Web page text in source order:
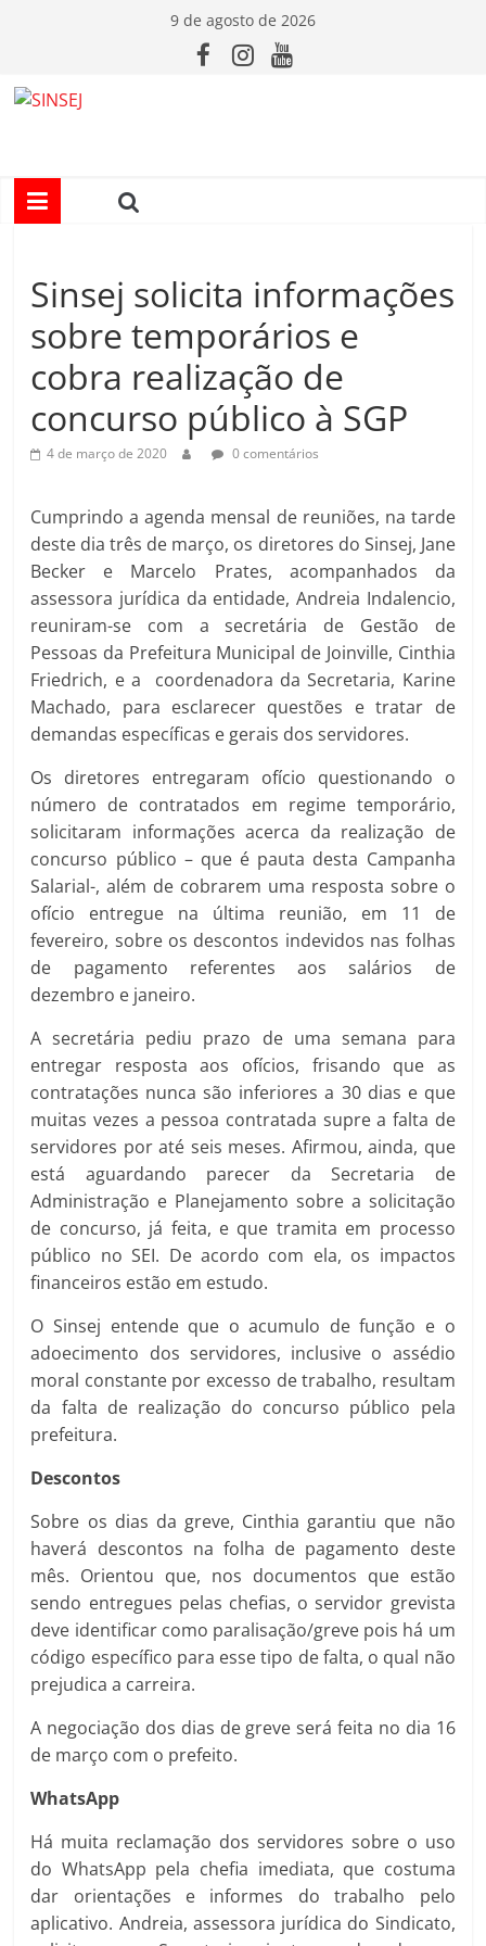
conteúdo
9 de agosto de 2026
I
S
E
Sinsej solicita informações
sobre temporários e
cobra realização de
concurso público à SGP
4 de março de 2020 0 comentários
Cumprindo a agenda mensal de reuniões, na tarde
deste dia três de março, os diretores do Sinsej, Jane
Becker e Marcelo Prates, acompanhados da
assessora jurídica da entidade, Andreia Indalencio,
reuniram-se com a secretária de Gestão de
Pessoas da Prefeitura Municipal de Joinville, Cinthia
Friedrich, e a coordenadora da Secretaria, Karine
Machado, para esclarecer questões e tratar de
demandas específicas e gerais dos servidores.
Os diretores entregaram ofício questionando o
número de contratados em regime temporário,
solicitaram informações acerca da realização de
concurso público – que é pauta desta Campanha
Salarial-, além de cobrarem uma resposta sobre o
ofício entregue na última reunião, em 11 de
fevereiro, sobre os descontos indevidos nas folhas
de pagamento referentes aos salários de
dezembro e janeiro.
A secretária pediu prazo de uma semana para
entregar resposta aos ofícios, frisando que as
contratações nunca são inferiores a 30 dias e que
muitas vezes a pessoa contratada supre a falta de
servidores por até seis meses. Afirmou, ainda, que
está aguardando parecer da Secretaria de
Administração e Planejamento sobre a solicitação
de concurso, já feita, e que tramita em processo
público no SEI. De acordo com ela, os impactos
financeiros estão em estudo.
O Sinsej entende que o acumulo de função e o
adoecimento dos servidores, inclusive o assédio
moral constante por excesso de trabalho, resultam
da falta de realização do concurso público pela
prefeitura.
Descontos
Sobre os dias da greve, Cinthia garantiu que não
haverá descontos na folha de pagamento deste
mês. Orientou que, nos documentos que estão
sendo entregues pelas chefias, o servidor grevista
deve identificar como paralisação/greve pois há um
código específico para esse tipo de falta, o qual não
prejudica a carreira.
A negociação dos dias de greve será feita no dia 16
de março com o prefeito.
WhatsApp
Há muita reclamação dos servidores sobre o uso
do WhatsApp pela chefia imediata, que costuma
dar orientações e informes do trabalho pelo
aplicativo. Andreia, assessora jurídica do Sindicato,